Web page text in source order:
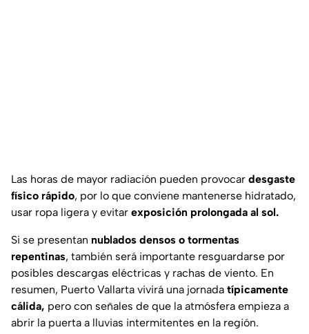
Las horas de mayor radiación pueden provocar desgaste
físico rápido, por lo que conviene mantenerse hidratado,
usar ropa ligera y evitar exposición prolongada al sol.
Si se presentan nublados densos o tormentas
repentinas, también será importante resguardarse por
posibles descargas eléctricas y rachas de viento. En
resumen, Puerto Vallarta vivirá una jornada típicamente
cálida, pero con señales de que la atmósfera empieza a
abrir la puerta a lluvias intermitentes en la región.